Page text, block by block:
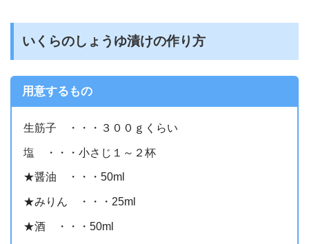
いくらのしょうゆ漬けの作り方
用意するもの
生筋子 ・・・３００ｇくらい
塩 ・・・小さじ１～２杯
★醤油 ・・・50ml
★みりん ・・・25ml
★酒 ・・・50ml